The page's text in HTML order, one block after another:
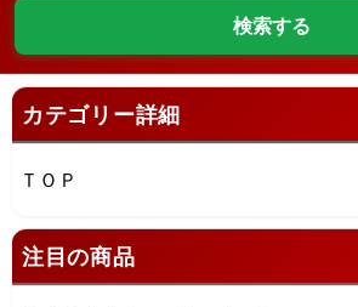
カテゴリー詳細
ＴＯＰ
注目の商品